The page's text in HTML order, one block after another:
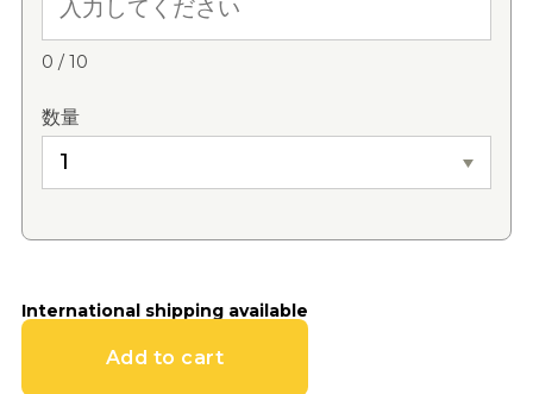
0 /10
数量
International shipping available
Add to cart